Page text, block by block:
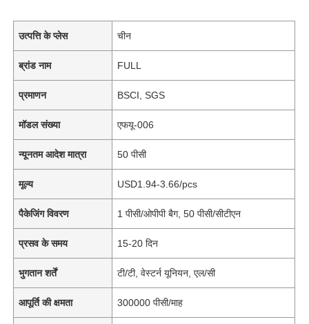
उत्पत्ति के प्लेस चीन
ब्रांड नाम FULL
प्रमाणन BSCI, SGS
मॉडल संख्या एफयू-006
न्यूनतम आदेश मात्रा 50 पीसी
मूल्य USD1.94-3.66/pcs
पैकेजिंग विवरण 1 पीसी/ओपीपी बैग, 50 पीसी/सीटीएन
प्रसव के समय 15-20 दिन
भुगतान शर्तें टी/टी, वेस्टर्न यूनियन, एल/सी
आपूर्ति की क्षमता 300000 पीसी/माह